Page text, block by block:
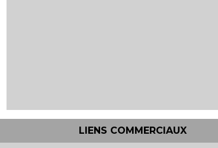
LIENS COMMERCIAUX